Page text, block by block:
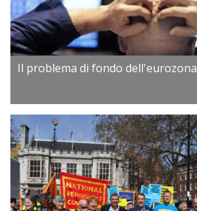
Il problema di fondo dell'eurozona